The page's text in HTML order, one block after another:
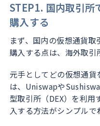
STEP1. 国内取引所
購入する
まず、国内の仮想通貨
購入する点は、海外取引
元手としてどの仮想通
は、Uniswapや
型取引所（DEX）を利
入する方法がシンプルで